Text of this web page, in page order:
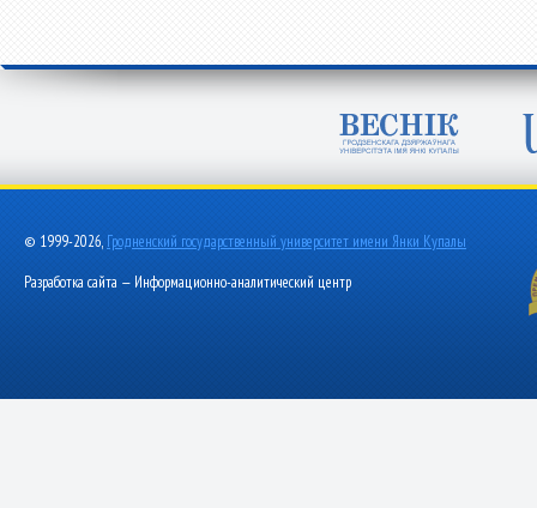
© 1999-2026, Гродненский государственный университет имени Янки Купалы
Разработка сайта — Информационно-аналитический центр